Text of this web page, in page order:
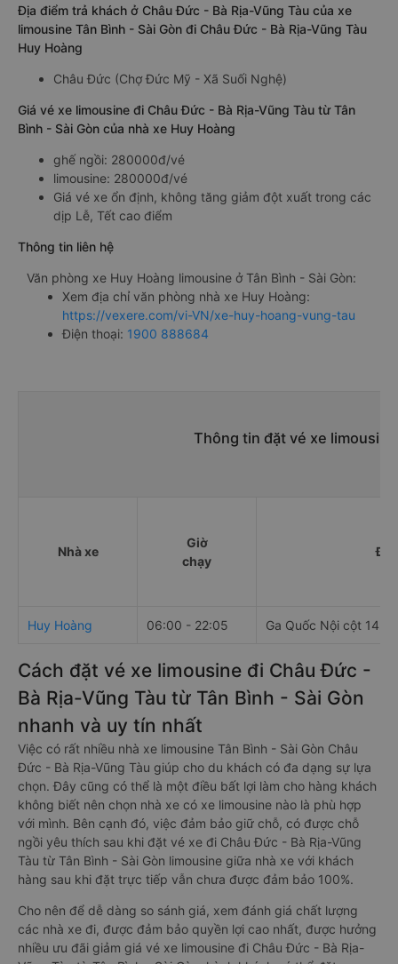
Địa điểm trả khách ở Châu Đức - Bà Rịa-Vũng Tàu của xe
limousine Tân Bình - Sài Gòn đi Châu Đức - Bà Rịa-Vũng Tàu
Huy Hoàng
Châu Đức (Chợ Đức Mỹ - Xã Suối Nghệ)
Giá vé xe limousine đi Châu Đức - Bà Rịa-Vũng Tàu từ Tân
Bình - Sài Gòn của nhà xe Huy Hoàng
ghế ngồi: 280000đ/vé
limousine: 280000đ/vé
Giá vé xe ổn định, không tăng giảm đột xuất trong các
dịp Lễ, Tết cao điểm
Thông tin liên hệ
Văn phòng xe Huy Hoàng limousine ở Tân Bình - Sài Gòn:
Xem địa chỉ văn phòng nhà xe Huy Hoàng:
https://vexere.com/vi-VN/xe-huy-hoang-vung-tau
Điện thoại: 1900 888684
Thông tin đặt vé xe
Nhà xe
Giờ
chạy
Huy Hoàng 06:00 - 22:05 Ga Quốc Nội cột 14,
Cách đặt vé xe limousine đi Châu Đức -
Bà Rịa-Vũng Tàu từ Tân Bình - Sài Gòn
nhanh và uy tín nhất
Việc có rất nhiều nhà xe limousine Tân Bình - Sài Gòn Châu
Đức - Bà Rịa-Vũng Tàu giúp cho du khách có đa dạng sự lựa
chọn. Đây cũng có thể là một điều bất lợi làm cho hàng khách
không biết nên chọn nhà xe có xe limousine nào là phù hợp
với mình. Bên cạnh đó, việc đảm bảo giữ chỗ, có được chỗ
ngồi yêu thích sau khi đặt vé xe đi Châu Đức - Bà Rịa-Vũng
Tàu từ Tân Bình - Sài Gòn limousine giữa nhà xe với khách
hàng sau khi đặt trực tiếp vẫn chưa được đảm bảo 100%.
Cho nên để dễ dàng so sánh giá, xem đánh giá chất lượng
các nhà xe đi, được đảm bảo quyền lợi cao nhất, được hưởng
nhiều ưu đãi giảm giá vé xe limousine đi Châu Đức - Bà Rịa-